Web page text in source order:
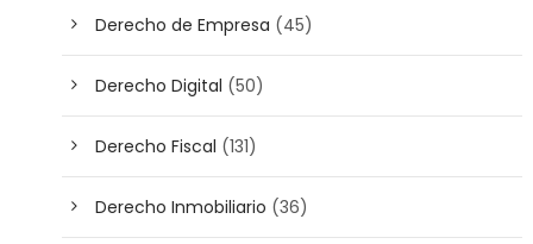
Derecho de Empresa (45)
Derecho Digital (50)
Derecho Fiscal (131)
Derecho Inmobiliario (36)